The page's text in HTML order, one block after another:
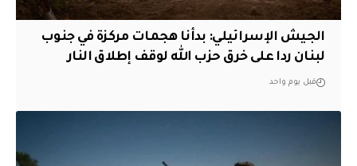
الجيش الإسرائيلي: بدأنا هجمات مركزة في جنوب
لبنان ردا على خرق حزب الله لوقف إطلاق النار
قبل يوم واحد